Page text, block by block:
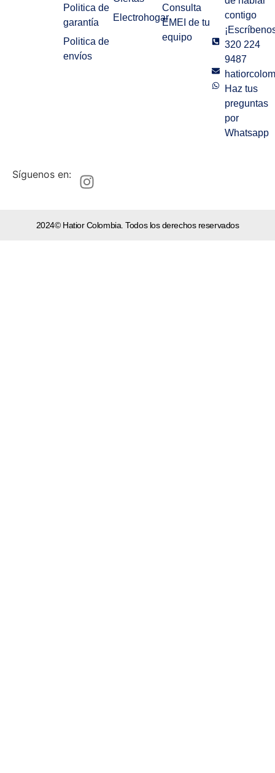
Politica de
garantía
Politica de
envíos
Electrohogar
Consulta
EMEI de tu
equipo
contigo
320 224
9487
Haz tus
preguntas
por
Whatsapp
Síguenos en:
2024© Hatior Colombia. Todos los derechos reservados